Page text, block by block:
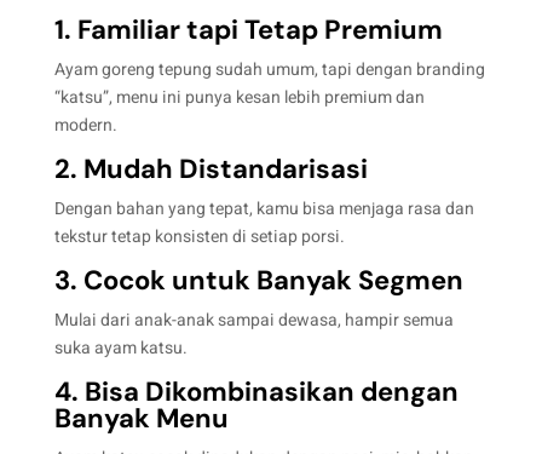
1. Familiar tapi Tetap Premium
Ayam goreng tepung sudah umum, tapi dengan branding
“katsu”, menu ini punya kesan lebih premium dan
modern.
2. Mudah Distandarisasi
Dengan bahan yang tepat, kamu bisa menjaga rasa dan
tekstur tetap konsisten di setiap porsi.
3. Cocok untuk Banyak Segmen
Mulai dari anak-anak sampai dewasa, hampir semua
suka ayam katsu.
4. Bisa Dikombinasikan dengan
Banyak Menu